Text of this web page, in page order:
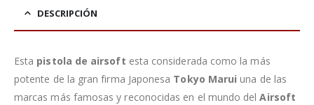
DESCRIPCIÓN
Esta pistola de airsoft esta considerada como la más
potente de la gran firma Japonesa Tokyo Marui una de las
marcas más famosas y reconocidas en el mundo delAirsoft